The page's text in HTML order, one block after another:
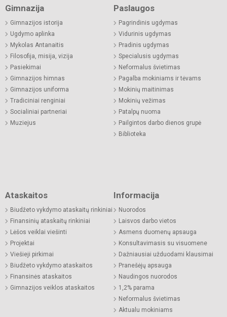
Gimnazija
Gimnazijos istorija
Ugdymo aplinka
Mykolas Antanaitis
Filosofija, misija, vizija
Pasiekimai
Gimnazijos himnas
Gimnazijos uniforma
Tradiciniai renginiai
Socialiniai partneriai
Muziejus
Paslaugos
Pagrindinis ugdymas
Vidurinis ugdymas
Pradinis ugdymas
Specialusis ugdymas
Neformalus švietimas
Pagalba mokiniams ir tėvams
Mokinių maitinimas
Mokinių vežimas
Patalpų nuoma
Pailgintos darbo dienos grupė
Biblioteka
Ataskaitos
Biudžeto vykdymo ataskaitų rinkiniai
Finansinių ataskaitų rinkiniai
Lėšos veiklai viešinti
Projektai
Viešieji pirkimai
Biudžeto vykdymo ataskaitos
Finansinės ataskaitos
Gimnazijos veiklos ataskaitos
Informacija
Nuorodos
Laisvos darbo vietos
Asmens duomenų apsauga
Konsultavimasis su visuomene
Dažniausiai užduodami klausimai
Pranešėjų apsauga
Naudingos nuorodos
1,2% parama
Neformalus švietimas
Aktualu mokiniams